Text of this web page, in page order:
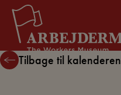
Hop
indholdet
Tilbage til kalenderen